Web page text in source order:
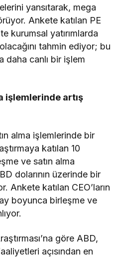
yansıtarak, mega
Ankete katılan PE
kurumsal yatırımlarda
tahmin ediyor; bu
daha canlı bir işlem
işlemlerinde artış
alma işlemlerinde bir
katılan 10
ve satın alma
dolarının üzerinde bir
Ankete katılan CEO’ların
boyunca birleşme ve
göre ABD,
açısından en